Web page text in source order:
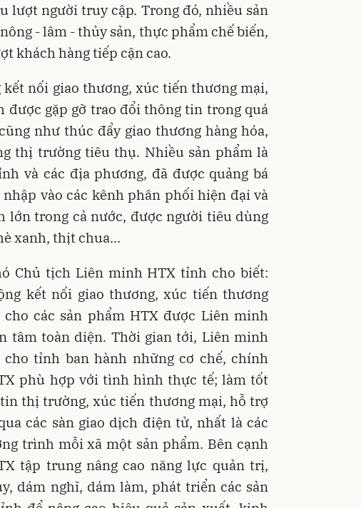
lượt người truy cập. Trong đó, nhiều sản
- lâm - thủy sản, thực phẩm chế biến,
khách hàng tiếp cận cao.
kết nối giao thương, xúc tiến thương mại,
được gặp gỡ trao đổi thông tin trong quá
như thúc đẩy giao thương hàng hóa,
thị trường tiêu thụ. Nhiều sản phẩm là
và các địa phương, đã được quảng bá
vào các kênh phân phối hiện đại và
lớn trong cả nước, được người tiêu dùng
xanh, thịt chua...
Chủ tịch Liên minh HTX tỉnh cho biết:
kết nối giao thương, xúc tiến thương
các sản phẩm HTX được Liên minh
tâm toàn diện. Thời gian tới, Liên minh
tỉnh ban hành những cơ chế, chính
phù hợp với tình hình thực tế; làm tốt
thị trường, xúc tiến thương mại, hỗ trợ
các sàn giao dịch điện tử, nhất là các
trình mỗi xã một sản phẩm. Bên cạnh
tập trung nâng cao năng lực quản trị,
dám nghĩ, dám làm, phát triển các sản